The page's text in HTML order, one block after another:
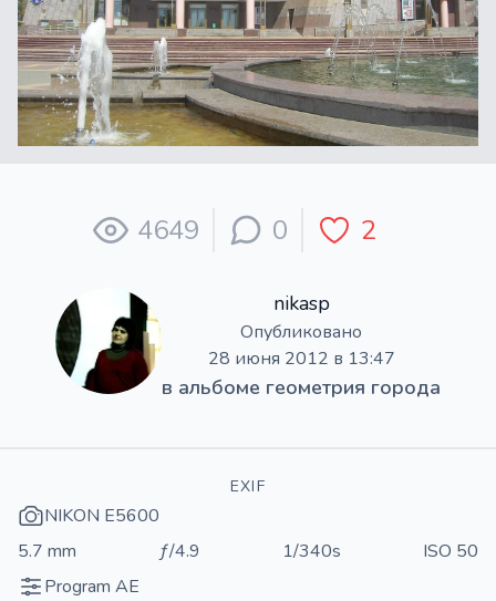
4649 0 2
nikasp
Опубликовано
28 июня 2012 в 13:47
в альбоме геометрия города
EXIF
NIKON E5600
5.7 mm
ƒ/4.9 1/340s
ISO 50
Program AE